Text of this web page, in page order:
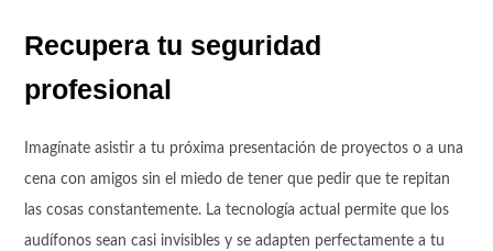
Recupera tu seguridad
profesional
Imagínate asistir a tu próxima presentación de proyectos o a una
cena con amigos sin el miedo de tener que pedir que te repitan
las cosas constantemente. La tecnología actual permite que los
audífonos sean casi invisibles y se adapten perfectamente a tu